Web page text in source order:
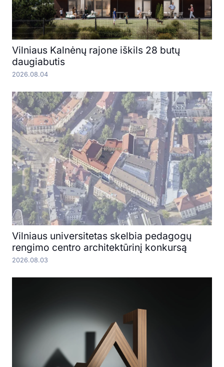
Vilniaus Kalnėnų rajone iškils 28 butų
daugiabutis
2026.08.04
Vilniaus universitetas skelbia pedagogų
rengimo centro architektūrinį konkursą
2026.08.03